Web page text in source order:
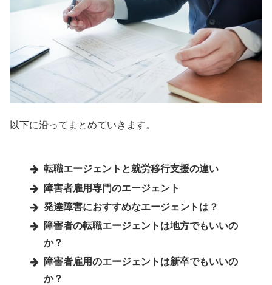
以下に沿ってまとめていきます。
転職エージェントと就労移行支援の違い
障害者雇用専門のエージェント
発達障害におすすめなエージェントは？
障害者の転職エージェントは地方でもいいの
か？
障害者雇用のエージェントは新卒でもいいの
か？